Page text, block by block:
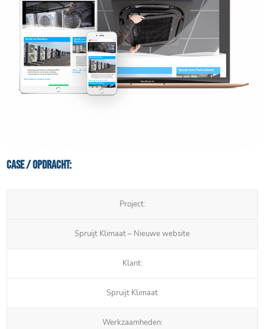
Case / Opdracht:
Project:
Spruijt Klimaat – Nieuwe website
Klant:
Spruijt Klimaat
Werkzaamheden: